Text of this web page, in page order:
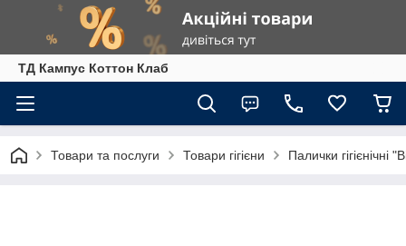
ТД Кампус Коттон Клаб
Товари та послуги Товари гігієни Палички